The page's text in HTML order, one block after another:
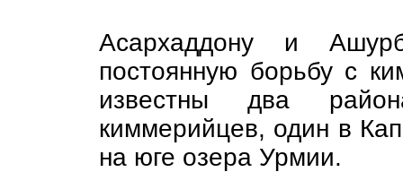
Асархаддону и
постоянную борьбу с
известны два
киммерийцев, один в
на юге озера Урмии.